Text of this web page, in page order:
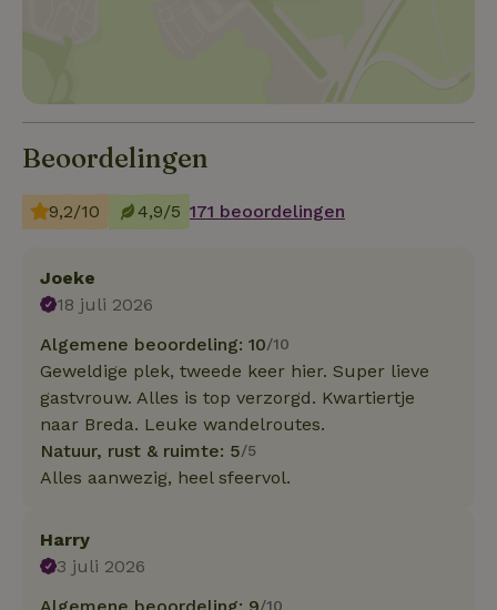
Beoordelingen
9,2/10 4,9/5 171 beoordelingen
Joeke
18 juli 2026
Algemene beoordeling: 10/10
Geweldige plek, tweede keer hier. Super lieve
gastvrouw. Alles is top verzorgd. Kwartiertje
naar Breda. Leuke wandelroutes.
Natuur, rust & ruimte: 5/5
Alles aanwezig, heel sfeervol.
Harry
3 juli 2026
/10